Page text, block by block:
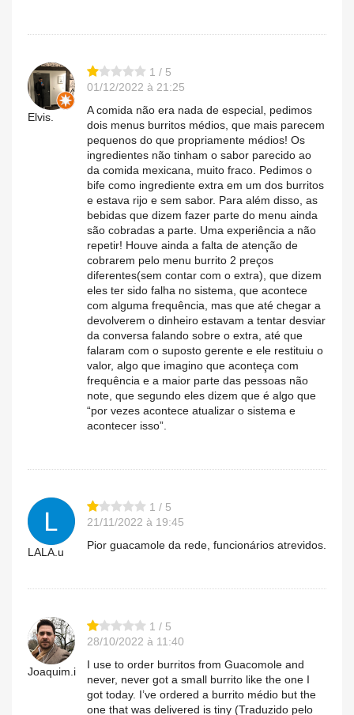
Elvis.
1 / 5
01/12/2022 à 21:25
A comida não era nada de especial, pedimos
dois menus burritos médios, que mais parecem
pequenos do que propriamente médios! Os
ingredientes não tinham o sabor parecido ao
da comida mexicana, muito fraco. Pedimos o
bife como ingrediente extra em um dos burritos
e estava rijo e sem sabor. Para além disso, as
bebidas que dizem fazer parte do menu ainda
são cobradas a parte. Uma experiência a não
repetir! Houve ainda a falta de atenção de
cobrarem pelo menu burrito 2 preços
diferentes(sem contar com o extra), que dizem
eles ter sido falha no sistema, que acontece
com alguma frequência, mas que até chegar a
devolverem o dinheiro estavam a tentar desviar
da conversa falando sobre o extra, até que
falaram com o suposto gerente e ele restituiu o
valor, algo que imagino que aconteça com
frequência e a maior parte das pessoas não
note, que segundo eles dizem que é algo que
“por vezes acontece atualizar o sistema e
acontecer isso”.
LALA.u
1 / 5
21/11/2022 à 19:45
Pior guacamole da rede, funcionários atrevidos.
Joaquim.i
1 / 5
28/10/2022 à 11:40
I use to order burritos from Guacomole and
never, never got a small burrito like the one I
got today. I’ve ordered a burrito médio but the
one that was delivered is tiny (Traduzido pelo